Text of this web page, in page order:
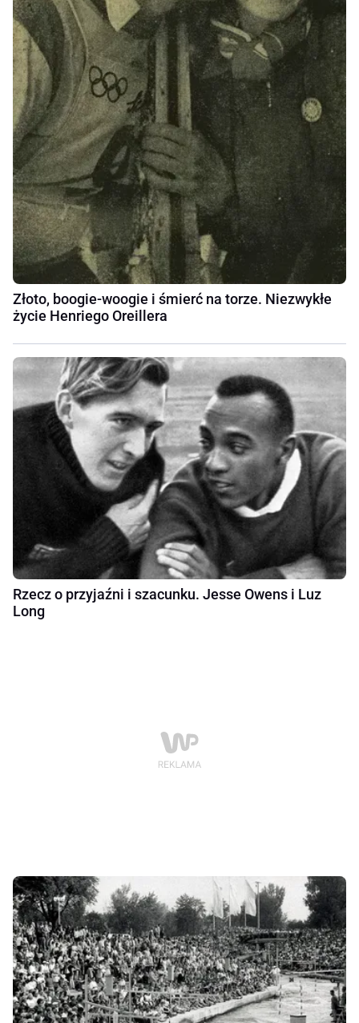
Złoto, boogie-woogie i śmierć na torze. Niezwykłe
życie Henriego Oreillera
Rzecz o przyjaźni i szacunku. Jesse Owens i Luz
Long